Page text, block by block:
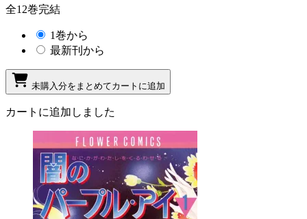
全12巻完結
1巻から
最新刊から
未購入分をまとめてカートに追加
カートに追加しました